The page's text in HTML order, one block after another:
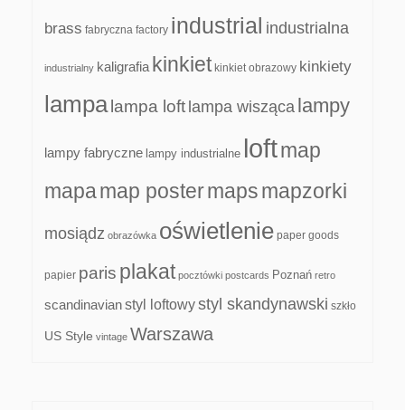
brass fabryczna factory industrial industrialna
industrialny kaligrafia kinkiet kinkiet obrazowy kinkiety
lampa lampa loft lampa wisząca lampy
lampy fabryczne lampy industrialne loftmap
mapamap postermapsmapzorki
mosiądz obrazówka oświetlenie paper goods
papier paris plakat pocztówki postcards Poznań retro
scandinavianstyl loftowystyl skandynawski szkło
US Style vintage Warszawa